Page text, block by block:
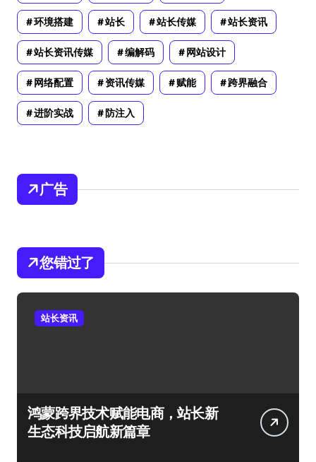
环境搭建 站长 站长传媒 站长资讯
站长资讯传媒 编解码 网站设计
网络配置 资讯传媒 赋能 跨界融合
进阶实战 防注入
广告
您错过了
站长资讯
鸿蒙跨界技术赋能电商，站长新
生态科技启航新篇章